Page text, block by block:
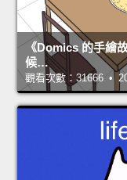
《Domics 的手繪
候…
觀看次數：31666 •